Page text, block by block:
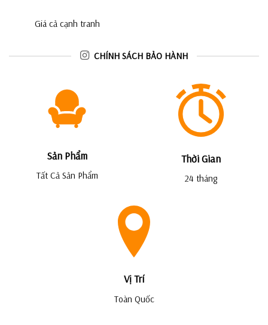
Giá cả cạnh tranh
CHÍNH SÁCH BẢO HÀNH
Sản Phẩm
Tất Cả Sản Phẩm
Thời Gian
24 tháng
Vị Trí
Toàn Quốc